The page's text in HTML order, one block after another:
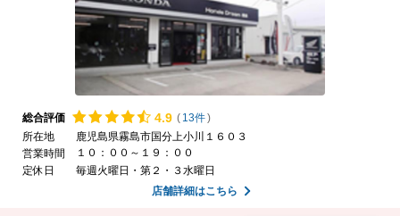
総合評価 4.9 ( 13件)
所在地
鹿児島県霧島市国分上小川１６０３
営業時間
１０：００～１９：００
定休日
毎週火曜日・第２・３水曜日
店舗詳細はこちら